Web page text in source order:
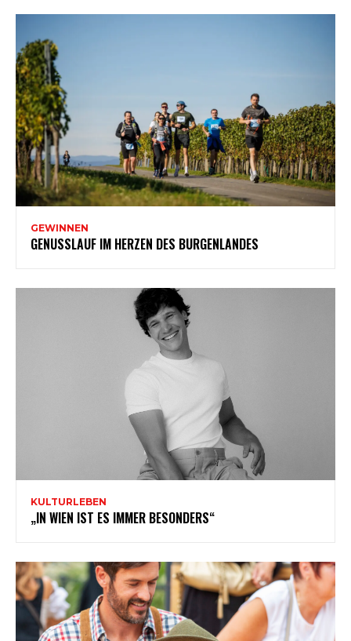
GEWINNEN
GENUSSLAUF IM HERZEN DES BURGENLANDES
KULTURLEBEN
„IN WIEN IST ES IMMER BESONDERS“